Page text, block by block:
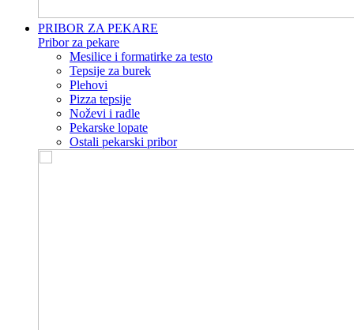
PRIBOR ZA PEKARE
Pribor za pekare
Mesilice i formatirke za testo
Tepsije za burek
Plehovi
Pizza tepsije
Noževi i radle
Pekarske lopate
Ostali pekarski pribor